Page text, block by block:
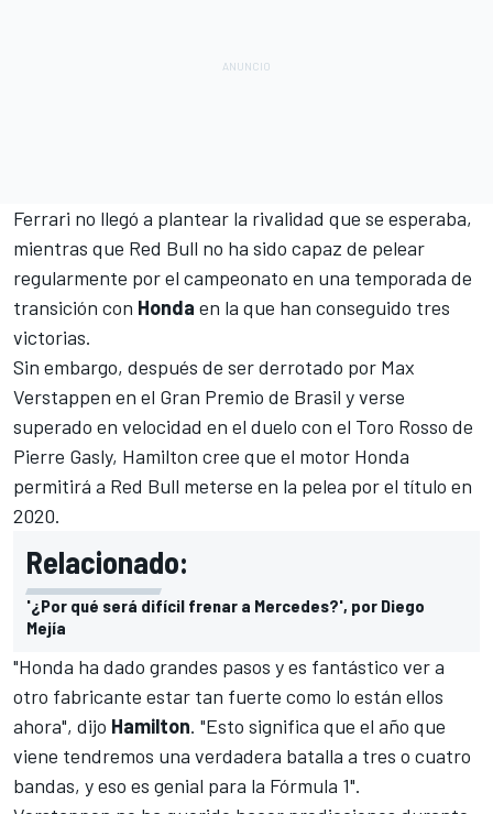
Ferrari no llegó a plantear la rivalidad que se esperaba,
mientras que Red Bull no ha sido capaz de pelear
regularmente por el campeonato en una temporada de
transición con Honda en la que han conseguido tres
victorias.
Sin embargo, después de ser derrotado por Max
Verstappen en el Gran Premio de Brasil y verse
superado en velocidad en el duelo con el Toro Rosso de
Pierre Gasly, Hamilton cree que el motor Honda
permitirá a Red Bull meterse en la pelea por el título en
2020.
Relacionado:
'¿Por qué será difícil frenar a Mercedes?', por Diego
Mejía
"Honda ha dado grandes pasos y es fantástico ver a
otro fabricante estar tan fuerte como lo están ellos
ahora", dijo Hamilton. "Esto significa que el año que
viene tendremos una verdadera batalla a tres o cuatro
bandas, y eso es genial para la Fórmula 1".